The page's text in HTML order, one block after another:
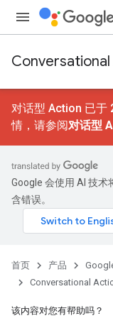
对话型 Action 已于
情，请参阅对话型
Google 会使用 AI 技
含错误。
首页 产品
Conversational
该内容对您有帮助吗？